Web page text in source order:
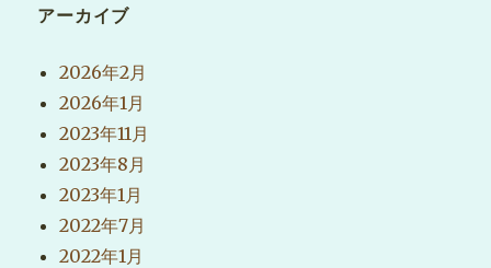
アーカイブ
2026年2月
2026年1月
2023年11月
2023年8月
2023年1月
2022年7月
2022年1月